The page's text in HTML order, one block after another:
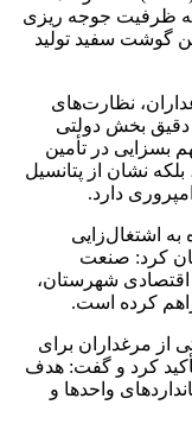
ظرفیت جوجه ریزی
شهرستان آمل، مجموعاً ۳۶ هزار و ۴۶۰ تن گوشت سفید تولید
نظارت‌های
دقیق بخش دولتی
بسزایی در تأمین
نشان از پتانسیل
دارد.
اشتغال‌زایی
کرد: صنعت
شهرستان،
کرده است.
از مرغداران برای
کرد و گفت: هدف
واحد‌ها و